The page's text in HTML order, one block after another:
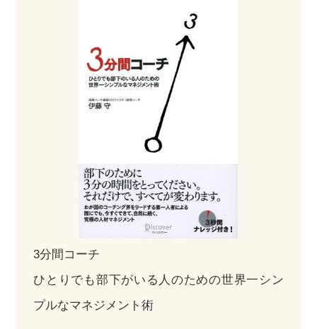
3分間コーチ
ひとりでも部下がいる人のための世界一シン
プルなマネジメント術